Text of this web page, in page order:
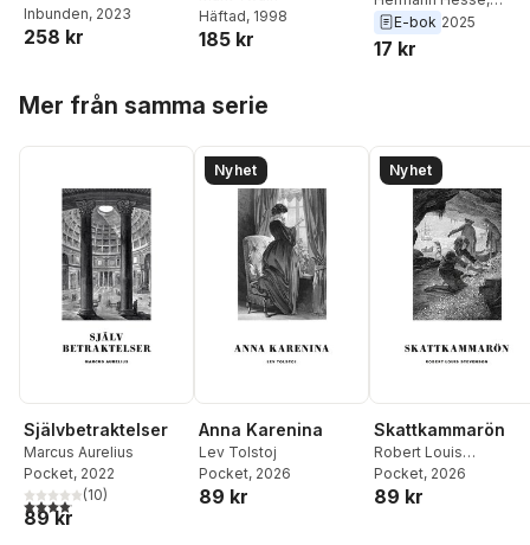
Inbunden, 2023
258 kr
Häftad, 1998
185 kr
2Thomas Hardy
Forster
G. K. Chesterton,Jane
Austen,Louisa May
Alcott,Arthur Conan
Doyle,Jules Verne
Mark Twain,Lewis
Carroll
E-bok 2025
17 kr
Mer från samma serie
Självbetraktelser
Marcus Aurelius
Pocket, 2022
4,1utav 5 stjärnor. Totalt antal röster:
(10)
89 kr
Nyhet
Anna Karenina
Lev Tolstoj
Pocket, 2026
89 kr
Nyhet
Skattkammarön
Robert Louis
Stevenson
Pocket, 2026
89 kr